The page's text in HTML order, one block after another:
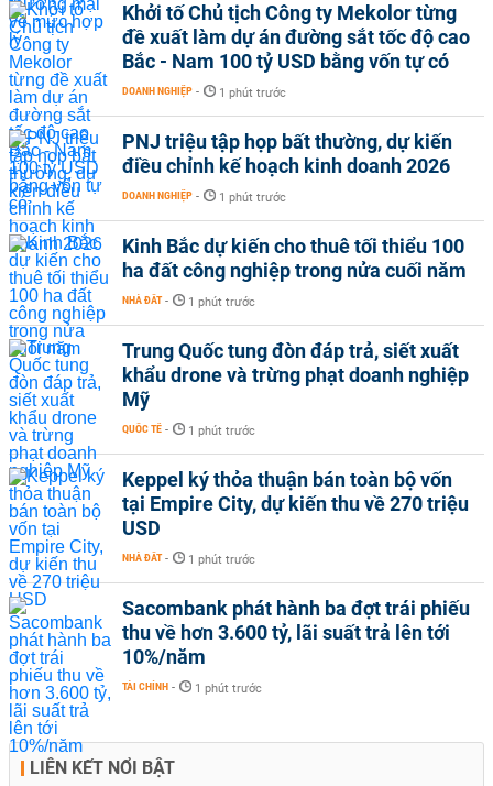
Khởi tố Chủ tịch Công ty Mekolor từng
đề xuất làm dự án đường sắt tốc độ cao
Bắc - Nam 100 tỷ USD bằng vốn tự có
DOANH NGHIỆP - 1 phút trước
PNJ triệu tập họp bất thường, dự kiến
điều chỉnh kế hoạch kinh doanh 2026
DOANH NGHIỆP - 1 phút trước
Kinh Bắc dự kiến cho thuê tối thiểu 100
ha đất công nghiệp trong nửa cuối năm
NHÀ ĐẤT - 1 phút trước
Trung Quốc tung đòn đáp trả, siết xuất
khẩu drone và trừng phạt doanh nghiệp
Mỹ
QUỐC TẾ - 1 phút trước
Keppel ký thỏa thuận bán toàn bộ vốn
tại Empire City, dự kiến thu về 270 triệu
USD
NHÀ ĐẤT - 1 phút trước
Sacombank phát hành ba đợt trái phiếu
thu về hơn 3.600 tỷ, lãi suất trả lên tới
10%/năm
TÀI CHÍNH - 1 phút trước
LIÊN KẾT NỔI BẬT